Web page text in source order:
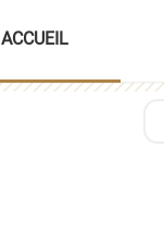
ACCUEIL